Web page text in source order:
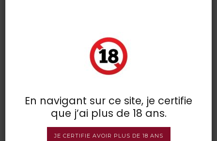
POSTED BY : VINSDIRECT / 0 COMMENTS
En navigant sur ce site, je certifie
que j’ai plus de 18 ans.
JE CERTIFIE AVOIR PLUS DE 18 ANS